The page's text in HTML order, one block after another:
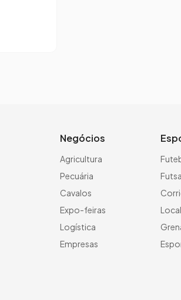
Negócios
Agricultura
Pecuária
Cavalos
Expo-feiras
Logística
Empresas
Local